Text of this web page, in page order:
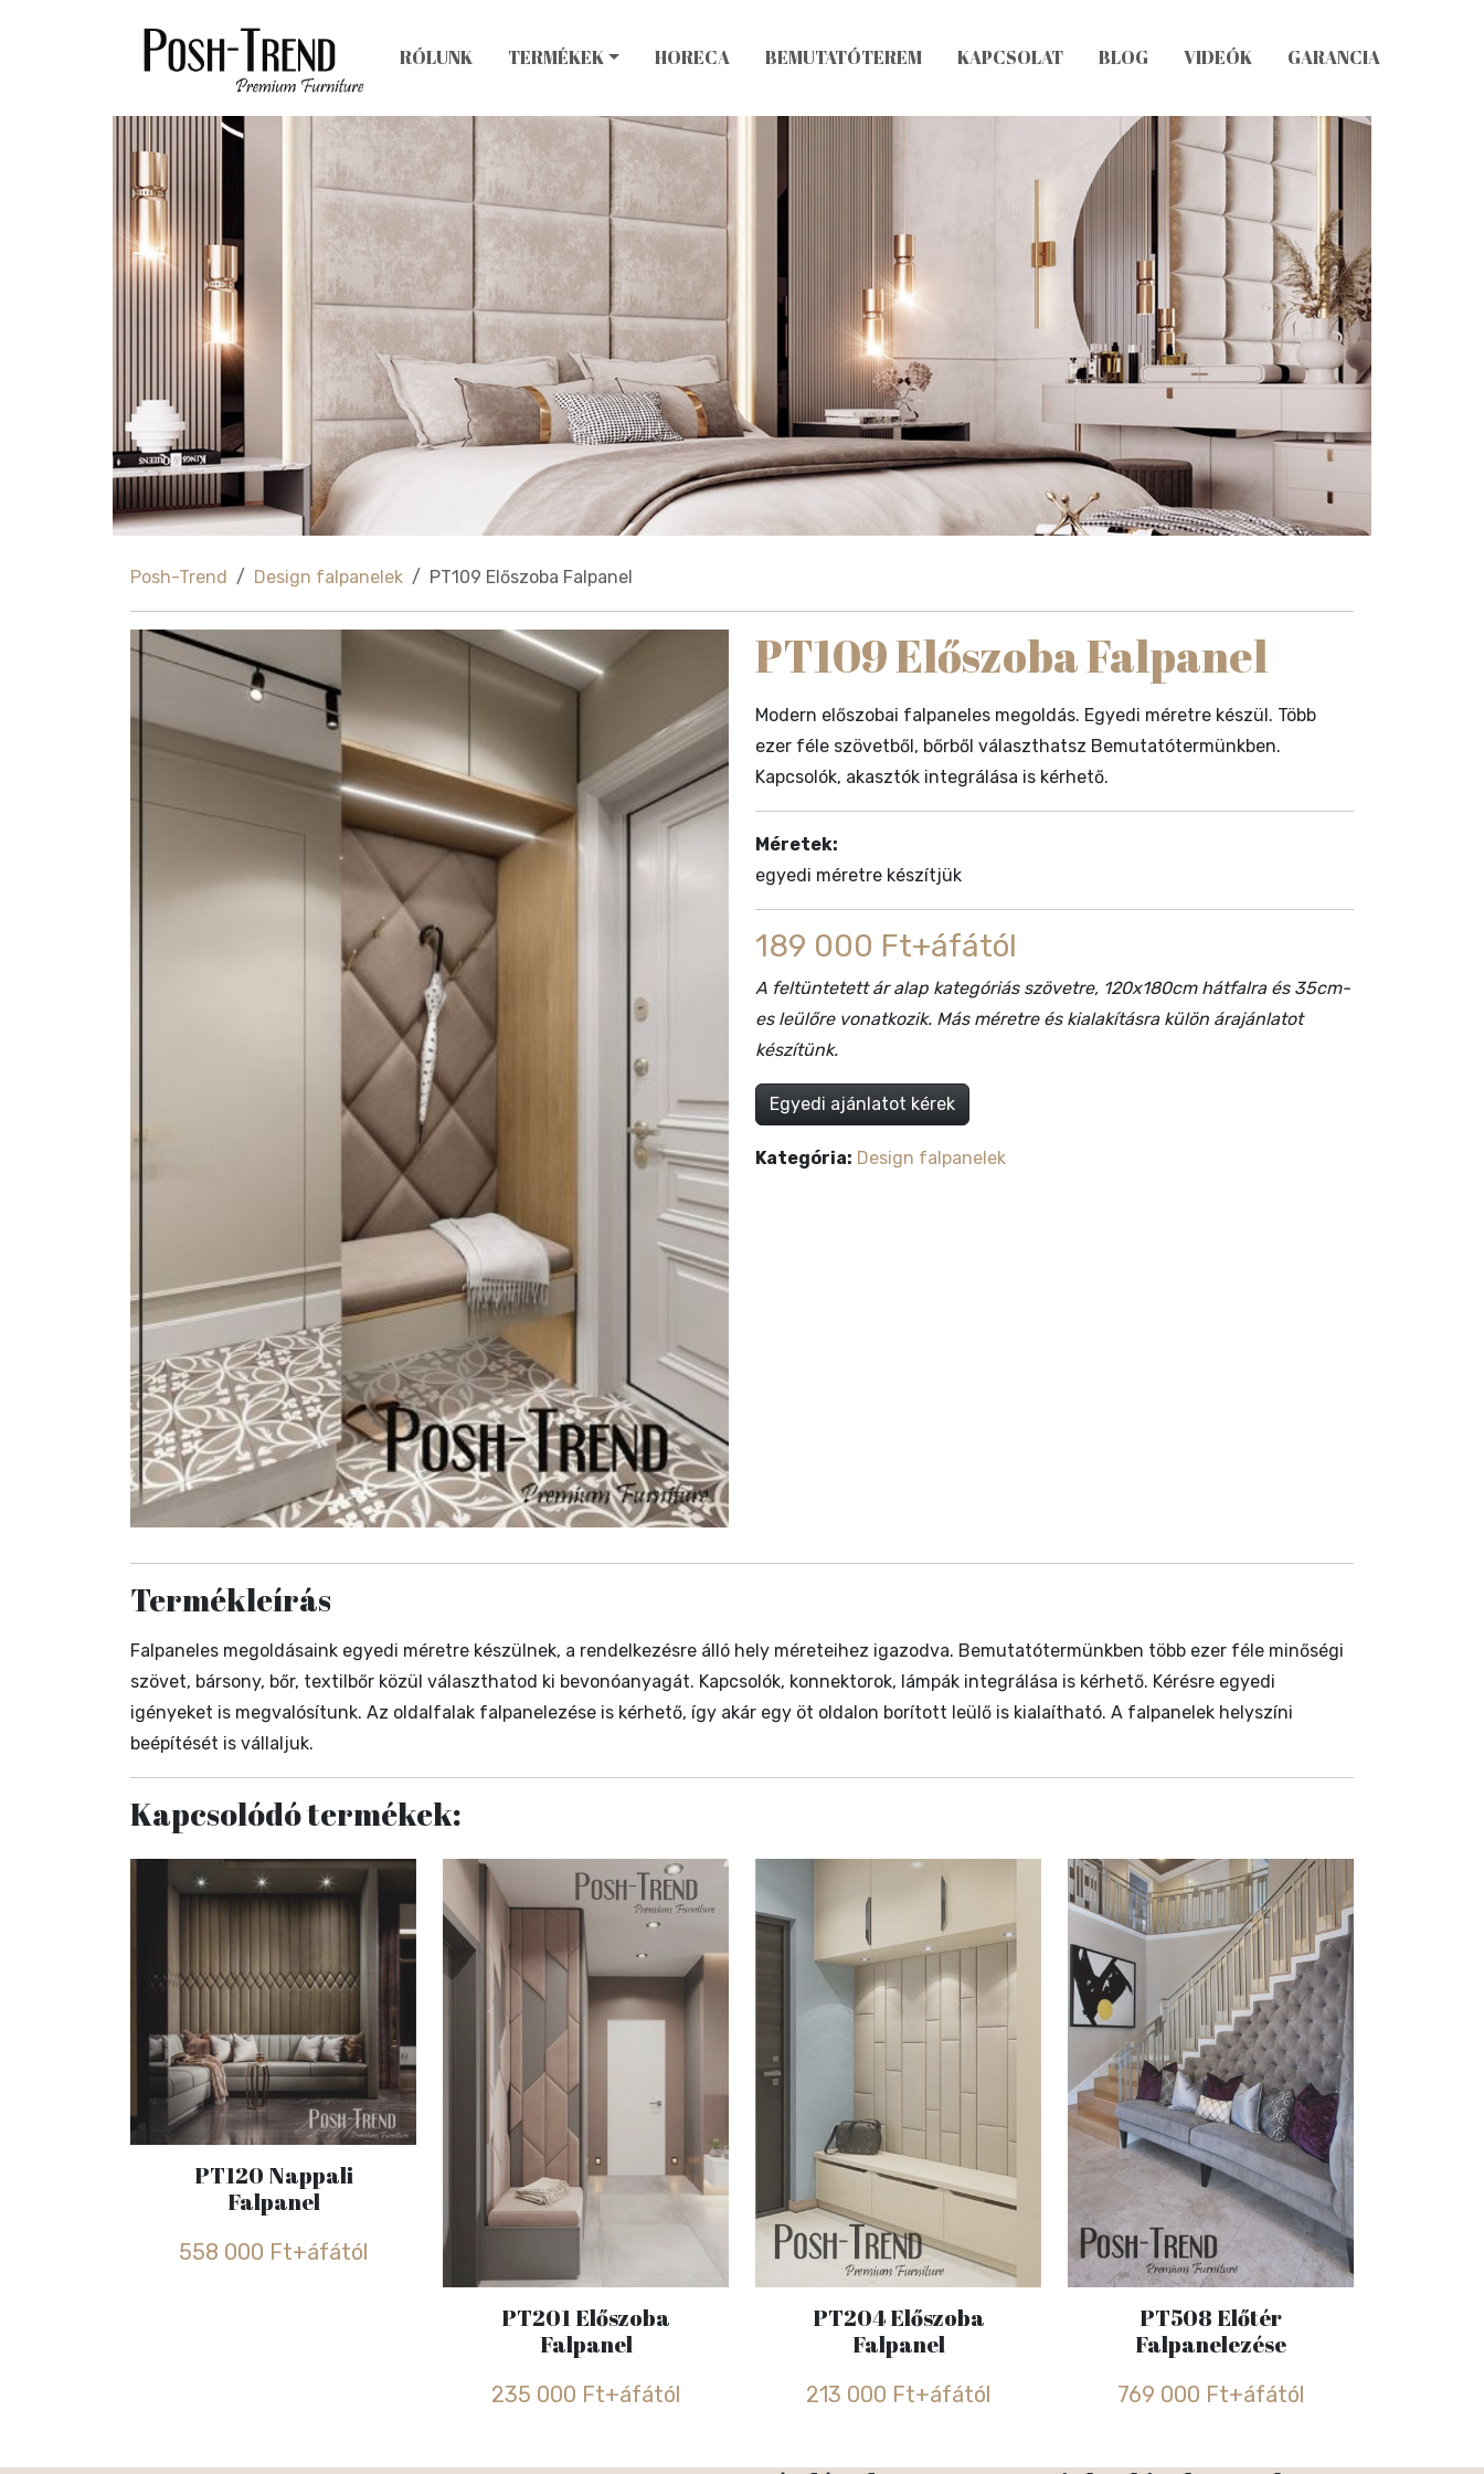
RÓLUNK TERMÉKEK HORECA BEMUTATÓTEREM KAPCSOLAT BLOG VIDEÓK GARANCIA
Posh-Trend Design falpanelek PT109 Előszoba Falpanel
PT109 Előszoba Falpanel
Modern előszobai falpaneles megoldás. Egyedi méretre készül. Több
ezer féle szövetből, bőrből választhatsz Bemutatótermünkben.
Kapcsolók, akasztók integrálása is kérhető.
Méretek:
egyedi méretre készítjük
189 000 Ft+áfától
A feltüntetett ár alap kategóriás szövetre, 120x180cm hátfalra és 35cm-
es leülőre vonatkozik. Más méretre és kialakításra külön árajánlatot
készítünk.
Egyedi ajánlatot kérek
Kategória: Design falpanelek
Termékleírás
Falpaneles megoldásaink egyedi méretre készülnek, a rendelkezésre álló hely méreteihez igazodva. Bemutatótermünkben több ezer féle minőségi
szövet, bársony, bőr, textilbőr közül választhatod ki bevonóanyagát. Kapcsolók, konnektorok, lámpák integrálása is kérhető. Kérésre egyedi
igényeket is megvalósítunk. Az oldalfalak falpanelezése is kérhető, így akár egy öt oldalon borított leülő is kialaítható. A falpanelek helyszíni
beépítését is vállaljuk.
Kapcsolódó termékek:
PT120 Nappali
Falpanel
558 000 Ft+áfától
PT201 Előszoba
Falpanel
235 000 Ft+áfától
PT204 Előszoba
Falpanel
213 000 Ft+áfától
PT508 Előtér
Falpanelezése
769 000 Ft+áfától